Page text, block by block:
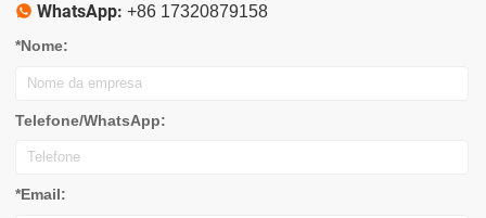
 WhatsApp: +86 17320879158
*Nome:
Telefone/WhatsApp:
*Email: